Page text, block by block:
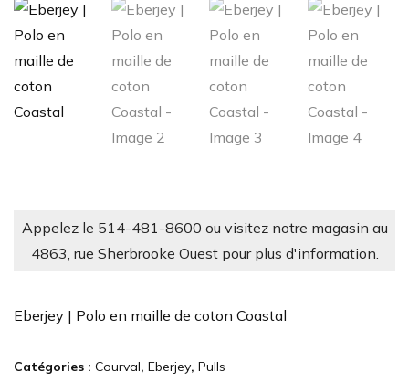
Appelez le 514-481-8600 ou visitez notre magasin au
4863, rue Sherbrooke Ouest pour plus d'information.
Eberjey | Polo en maille de coton Coastal
Catégories : Courval, Eberjey, Pulls